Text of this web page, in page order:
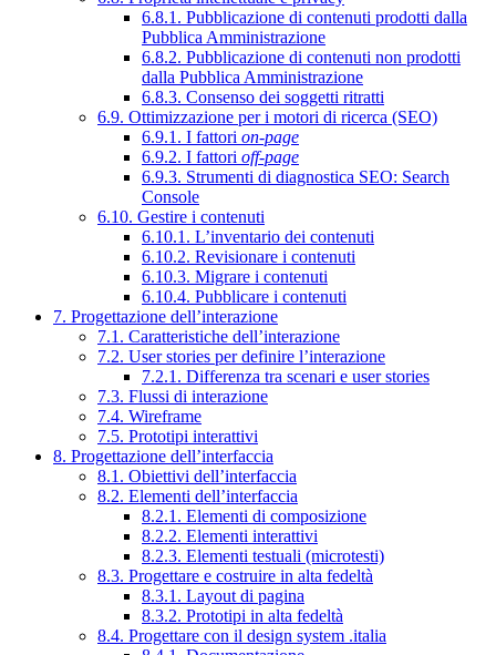
6.8.1. Pubblicazione di contenuti prodotti dalla
Pubblica Amministrazione
6.8.2. Pubblicazione di contenuti non prodotti
dalla Pubblica Amministrazione
6.8.3. Consenso dei soggetti ritratti
6.9. Ottimizzazione per i motori di ricerca (SEO)
6.9.1. I fattori on-page
6.9.2. I fattori off-page
6.9.3. Strumenti di diagnostica SEO: Search
Console
6.10. Gestire i contenuti
6.10.1. L’inventario dei contenuti
6.10.2. Revisionare i contenuti
6.10.3. Migrare i contenuti
6.10.4. Pubblicare i contenuti
7. Progettazione dell’interazione
7.1. Caratteristiche dell’interazione
7.2. User stories per definire l’interazione
7.2.1. Differenza tra scenari e user stories
7.3. Flussi di interazione
7.4. Wireframe
7.5. Prototipi interattivi
8. Progettazione dell’interfaccia
8.1. Obiettivi dell’interfaccia
8.2. Elementi dell’interfaccia
8.2.1. Elementi di composizione
8.2.2. Elementi interattivi
8.2.3. Elementi testuali (microtesti)
8.3. Progettare e costruire in alta fedeltà
8.3.1. Layout di pagina
8.3.2. Prototipi in alta fedeltà
8.4. Progettare con il design system .italia